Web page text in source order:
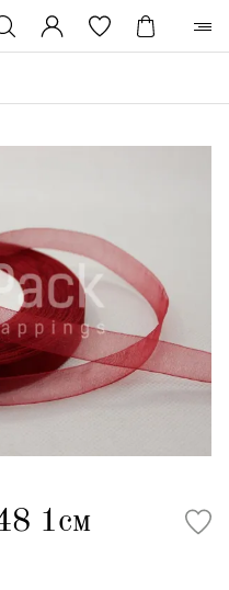
1см